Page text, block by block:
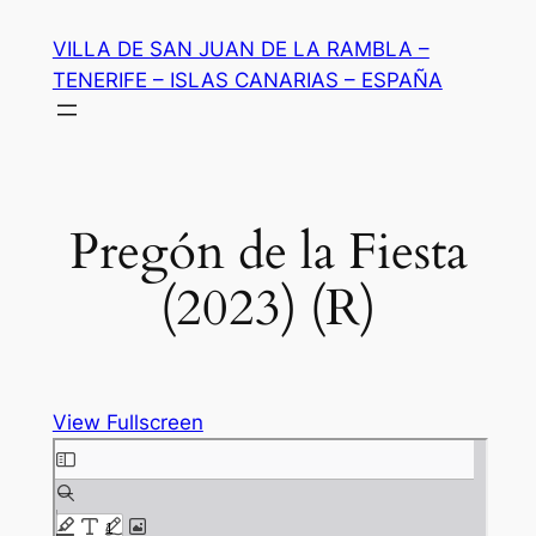
contenido
VILLA DE SAN JUAN DE LA RAMBLA –
TENERIFE – ISLAS CANARIAS – ESPAÑA
Pregón de la Fiesta
(2023) (R)
View Fullscreen
Saltar
al
contenido